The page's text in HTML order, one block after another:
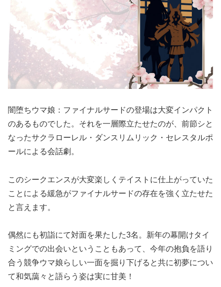
闇堕ちウマ娘：ファイナルサードの登場は大変インパクト
のあるものでした。それを一層際立たせたのが、前節シと
なったサクラローレル・ダンスリムリック・セレスタルポ
ールによる会話劇。
このシークエンスが大変楽しくテイストに仕上がっていた
ことによる緩急がファイナルサードの存在を強く立たせた
と言えます。
偶然にも初詣にて対面を果たした3名。新年の幕開けタイ
ミングでの出会いということもあって、今年の抱負を語り
合う競争ウマ娘らしい一面を掘り下げると共に初夢につい
て和気藹々と語らう姿は実に甘美！